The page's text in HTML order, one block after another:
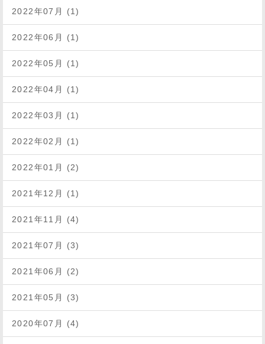
2022年07月 (1)
2022年06月 (1)
2022年05月 (1)
2022年04月 (1)
2022年03月 (1)
2022年02月 (1)
2022年01月 (2)
2021年12月 (1)
2021年11月 (4)
2021年07月 (3)
2021年06月 (2)
2021年05月 (3)
2020年07月 (4)